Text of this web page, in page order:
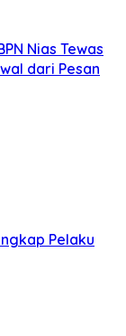
Nias Tewas
dari Pesan
Pelaku